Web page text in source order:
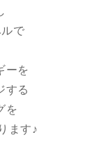
で
ーを
する
を
ます♪